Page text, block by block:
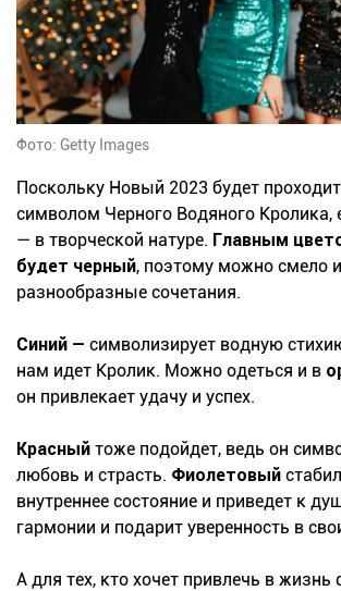
Фото: Getty Images
Поскольку Новый 2023 будет
символом Черного Водяного Кролика,
— в творческой натуре. Главным
будет черный, поэтому можно смело
разнообразные сочетания.
Синий — символизирует водную
нам идет Кролик. Можно одеться и в
он привлекает удачу и успех.
Красный тоже подойдет, ведь он
любовь и страсть. Фиолетовый
внутреннее состояние и приведет к
гармонии и подарит уверенность в
А для тех, кто хочет привлечь в жизнь